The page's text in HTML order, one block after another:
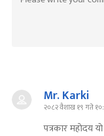
Mr. Karki
२०८२ वैशाख १९ गते
पत्रकार महाेदय